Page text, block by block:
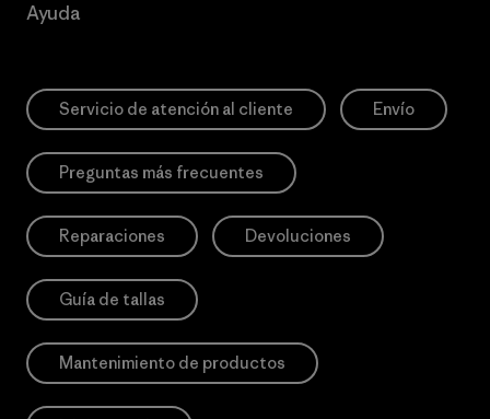
Ayuda
Servicio de atención al cliente Envío
Preguntas más frecuentes
Reparaciones Devoluciones
Guía de tallas
Mantenimiento de productos